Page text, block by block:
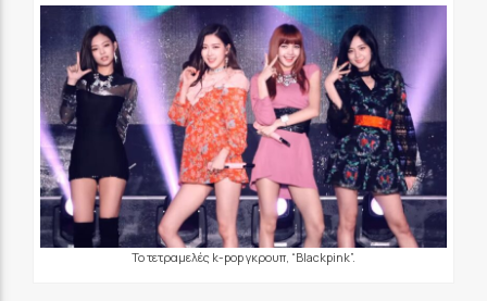
GoRadio
Το τετραμελές k-pop γκρουπ, “Blackpink”.